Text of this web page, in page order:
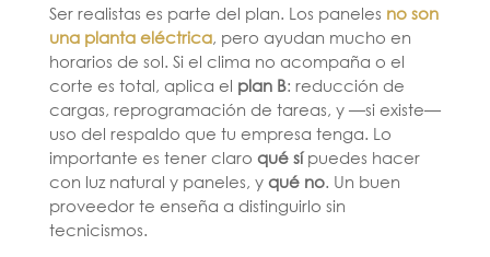
Ser realistas es parte del plan. Los paneles no son
una planta eléctrica, pero ayudan mucho en
horarios de sol. Si el clima no acompaña o el
corte es total, aplica el plan B: reducción de
cargas, reprogramación de tareas, y —si existe—
uso del respaldo que tu empresa tenga. Lo
importante es tener claro qué sípuedes hacer
con luz natural y paneles, y qué no. Un buen
proveedor te enseña a distinguirlo sin
tecnicismos.